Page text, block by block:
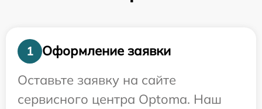
1
Оформление заявки
Оставьте заявку на сайте
сервисного центра Optoma. Наш